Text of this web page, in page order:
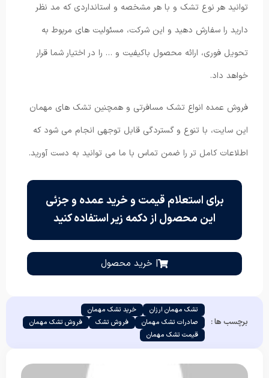
توانید هر نوع تشک و با هر مشخصه و استانداردی که مد نظر
دارید را سفارش دهید و این شرکت، مسئولیت های مربوط به
تحویل فوری، ارائه محصول باکیفیت و … را در اختیار شما قرار
خواهد داد.
فروش عمده انواع تشک مسافرتی و همچنین تشک های مهمان
این سایت، با تنوع و گستردگی قابل توجهی انجام می شود که
اطلاعات کامل تر را ضمن تماس با ما می توانید به دست آورید.
برای استعلام قیمت و خرید عمده و جزئی
این محصول از دکمه زیر استفاده کنید
| خرید محصول
برچسب ها :
تشک مهمان ارزان
خرید تشک مهمان
صادرات تشک مهمان
فروش تشک
فروش تشک مهمان
قیمت تشک مهمان